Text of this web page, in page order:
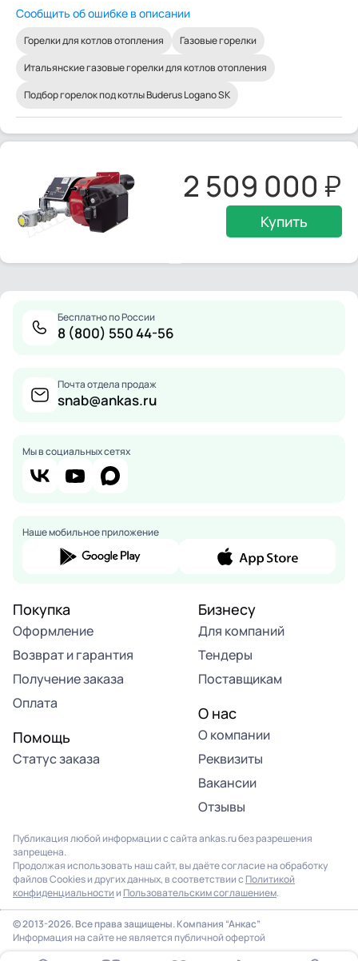
Сообщить об ошибке в описании
Горелки для котлов отопления
Газовые горелки
Итальянские газовые горелки для котлов отопления
Подбор горелок под котлы Buderus Logano SK
2 509 000
Купить
Бесплатно по России
8 (800) 550 44-56
Почта отдела продаж
snab@ankas.ru
Мы в социальных сетях
Наше мобильное приложение
Покупка
Оформление
Возврат и гарантия
Получение заказа
Оплата
Помощь
Статус заказа
Бизнесу
Для компаний
Тендеры
Поставщикам
О нас
О компании
Реквизиты
Вакансии
Отзывы
Публикация любой информации с сайта ankas.ru без разрешения
запрещена.
Продолжая использовать наш сайт, вы даёте согласие на обработку
файлов Cookies и других данных, в соответствии с Политикой
конфиденциальности и Пользовательским соглашением.
© 2013-2026. Все права защищены. Компания “Анкас”
Информация на сайте не является публичной офертой